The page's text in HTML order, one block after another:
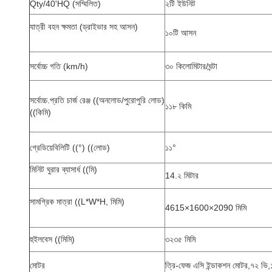
Qty/40'HQ (সম্মিলিত) ২টি ইউনিট
যাত্রী বহন ক্ষমতা (ড্রাইভার সহ আসন)
১০টি আসন
সর্বোচ্চ গতি (km/h) ৩০ কিলোমিটার/ঘন্টা
সর্বোচ্চ.প্রতি চার্জ রেঞ্জ ((অনলোড/পুরোপুরি লোড)
((কিমি)
১১৮ কিমি
গ্রেডিয়েবিলিটি ((°) ((লোড) ১১°
মিনিট ঘুরার ব্যাসার্ধ ((মি)
14.২ মিটার
সামগ্রিক মাত্রা ((L*W*H, মিমি)
4615×1600×2090 মিমি
হুইলবেস ((মিমি) ৩২৩৫ মিমি
মোটর ত্রি-ফেজ এসি ইন্ডাকশন মোটর,৭২